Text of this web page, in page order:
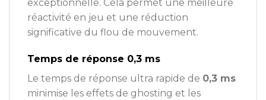
exceptionnelle. Cela permet une meilleure
réactivité en jeu et une réduction
significative du flou de mouvement.
Temps de réponse 0,3 ms
Le temps de réponse ultra rapide de 0,3 ms
minimise les effets de ghosting et les